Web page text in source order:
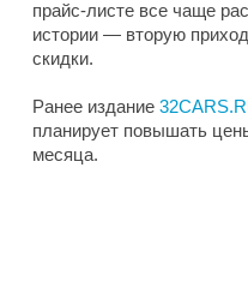
прайс-листе все чаще
истории — вторую
скидки.
Ранее издание
планирует повышать
месяца.